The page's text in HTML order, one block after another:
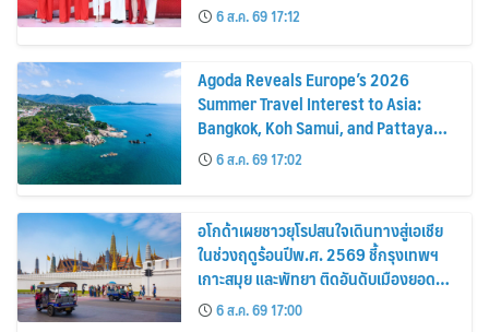
6 ส.ค. 69 17:12
Agoda Reveals Europe’s 2026
Summer Travel Interest to Asia:
Bangkok, Koh Samui, and Pattaya
Among the Top Cities
6 ส.ค. 69 17:02
อโกด้าเผยชาวยุโรปสนใจเดินทางสู่เอเชีย
ในช่วงฤดูร้อนปีพ.ศ. 2569 ชี้กรุงเทพฯ
เกาะสมุย และพัทยา ติดอันดับเมืองยอด
นิยม6 ส.ค. 69 17:00